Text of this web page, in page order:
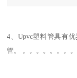
4、Upvc塑料管具有
管。 。。。。。。。。